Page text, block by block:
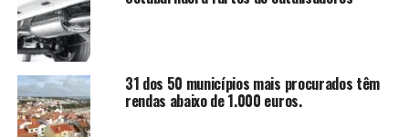
31 dos 50 municípios mais procurados têm
rendas abaixo de 1.000 euros.